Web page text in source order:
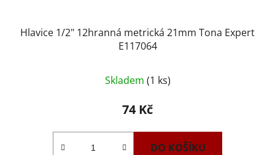
Hlavice 1/2" 12hranná metrická 21mm Tona Expert
E117064
Skladem (1 ks)
74 Kč
DO KOŠÍKU